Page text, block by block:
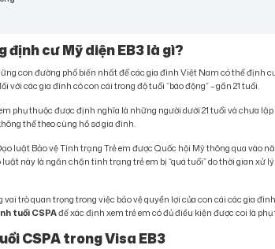
định cư Mỹ diện EB3 là gì?
con đường phổ biến nhất để các gia đình Việt Nam có thể định
với các gia đình có con cái trong độ tuổi “báo động” – gần 21 tuổi.
phụ thuộc được định nghĩa là những người dưới 21 tuổi và chưa
thể theo cùng hồ sơ gia đình.
luật Bảo vệ Tình trạng Trẻ em được Quốc hội Mỹ thông qua vào
này là ngăn chặn tình trạng trẻ em bị “quá tuổi” do thời gian xử
vai trò quan trọng trong việc bảo vệ quyền lợi của con cái các gia
tuổi CSPAđể xác định xem trẻ em có đủ điều kiện được coi là
CSPA trong Visa EB3